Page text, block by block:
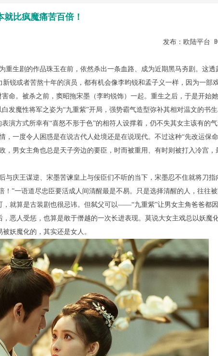
就比疯魔痛苦百倍！
发布：欧陆平台
生剧的作品珠玉在前，依然杀出一条血路、成为近期黑马夯剧。这
锐或者苦熬十年的演员，都有机会像李昀锐和孟子义一样，因为一部
命。被杀之前，窦昭拖宋墨（李昀锐饰）一起。重生之后，于是开始
发魔性将军之姿为“九重紫”开局，强势霸气造型弥补其相对温文的书
演方式所幸有“喜怒不形于色”的相符人设撑着，仍不失其女主该有的
一度令人困惑是在说古代人处境还是在说现代。不过这种“先改运保
男女主角也总是天子旁边的要臣，时而被重用、有时则被打入冷宫，
庆王谋逆、宋墨苦谏皇上与佞臣们不听的当下，宋墨忍不住就将刀
”一语道尽忠臣要活成人间清醒最是不易。只是选择清醒的人，往往被
就算是古装剧也很忌讳。但弑父可以——“九重紫”让男女主角爸爸都
恶人受惩，也算是敢于僭越的一次长进表现。莫说大女主戏总以妖魔
妖魔化的，其实还是女人。